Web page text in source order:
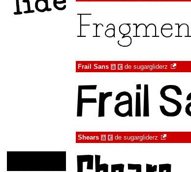
Frail Sans à € de sugargliderz
Shears à € de sugargliderz